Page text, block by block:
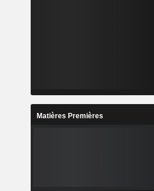
Matières Premières